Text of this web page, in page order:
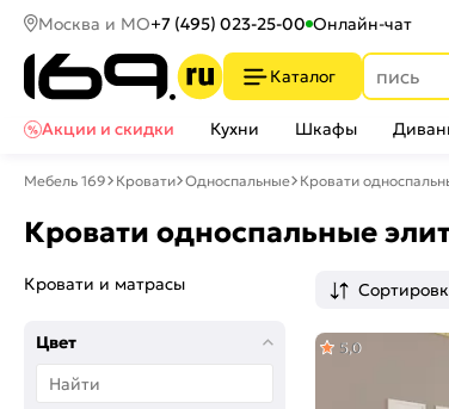
Москва и МО+7 (495) 023-25-00 Онлайн-чат
Каталог
Акции и скидки
Кухни Шкафы
Мебель 169 Кровати Односпальные Кровати
Кровати односпальные
Кровати и матрасы
Цвет 5,0